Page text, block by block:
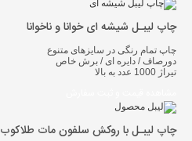
چاپ لیبـل شیشه ای خوانا و ناخوانا
چاپ تمام رنگی در سایزهای متنوع
دورصاف / دایره ای / برش خاص
تیراژ 1000 عدد به بالا
چاپ لیبـل با روکش سلفون مات طلاکوب